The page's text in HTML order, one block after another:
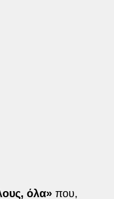
όλα»που,